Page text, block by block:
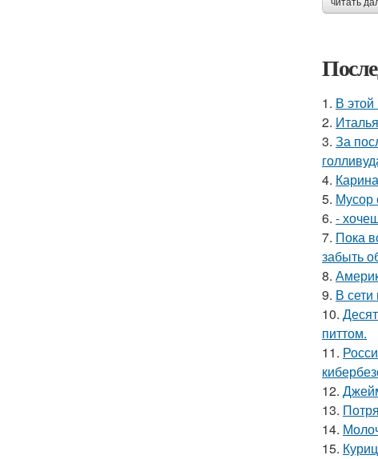
читать
1. В
2.
3. За
4.
5. Мусор
6. -
7. Пока
забыть
8.
9. В
10.
питтом.
11.
12.
13.
14.
15.